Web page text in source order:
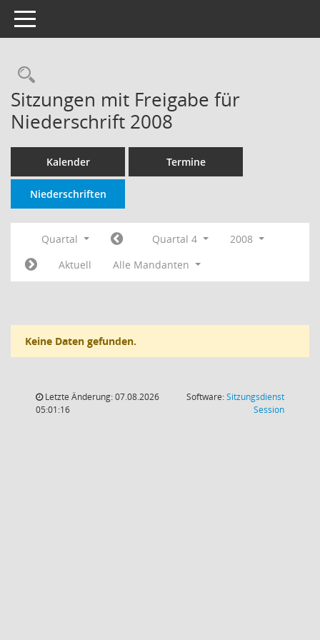
Toggle navigation
Rechercheauswahl
Sitzungen mit Freigabe für
Niederschrift 2008
Kalender Termine
Niederschriften
Quartal Quartal 4
2008
Aktuell
Alle Mandanten
Keine Daten gefunden.
Letzte Änderung: 07.08.2026
05:01:16
Software:Sitzungsdienst
Session(Wird in